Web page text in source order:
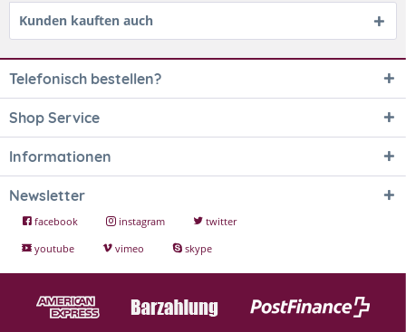
Kunden kauften auch
Telefonisch bestellen?
Shop Service
Informationen
Newsletter
facebook instagram
twitter
youtube
vimeo skype